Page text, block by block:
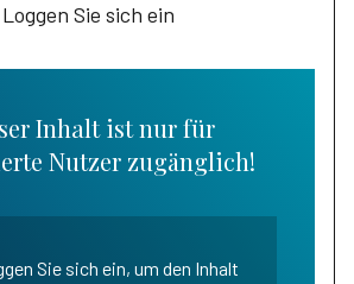
Loggen Sie sich ein
Inhalt ist nur für
Nutzer zugänglich!
Sie sich ein, um den Inhalt